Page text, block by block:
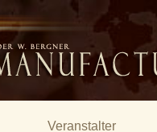
Veranstalter